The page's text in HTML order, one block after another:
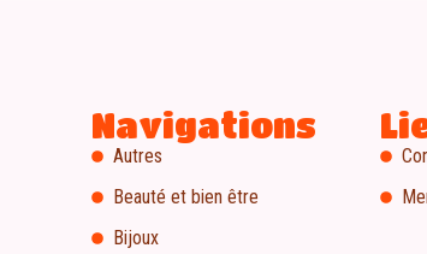
Navigations
Autres
Beauté et bien être
Bijoux